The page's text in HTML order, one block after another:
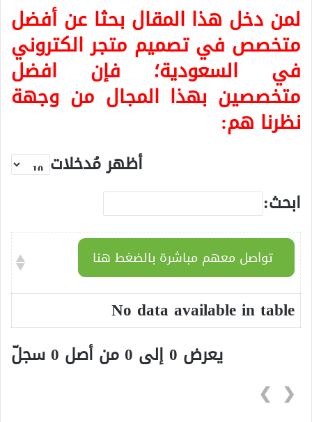
لمن دخل هذا المقال بحثا عن أفضل
متخصص في تصميم متجر الكتروني
في السعودية؛ فإن افضل
متخصصين بهذا المجال من وجهة
نظرنا هم:
أظهر مُدخلات
ابحث:
تواصل معهم مباشرة بالضغط هنا
No data available in table
يعرض 0 إلى 0 من أصل 0 سجلّ
❮
❯